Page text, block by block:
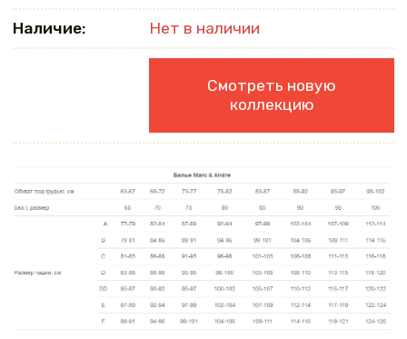
Наличие: Нет в наличии
Смотреть новую
коллекцию